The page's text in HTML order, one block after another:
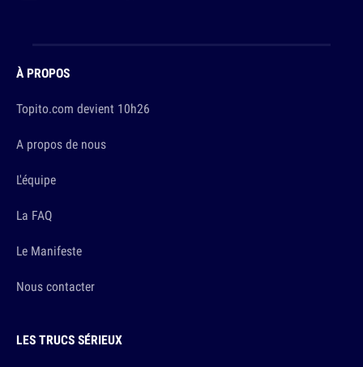
À PROPOS
Topito.com devient 10h26
A propos de nous
L'équipe
La FAQ
Le Manifeste
Nous contacter
LES TRUCS SÉRIEUX